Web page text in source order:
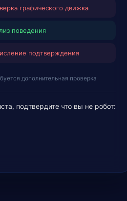
графического движка
поведения
подтверждения
дополнительная проверка
подтвердите что вы не робот: